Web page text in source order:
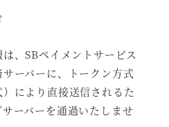
、SBペイメントサービス
ーバーに、トークン方式
）により直接送信されるた
ーバーを通過いたしませ